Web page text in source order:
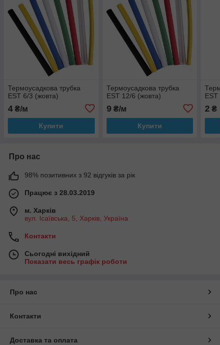
Термоусадкова трубка
EST 6/3 (жовта)
4 ₴/м
Купити
Термоусадкова трубка
EST 12/6 (жовта)
9₴/м
Купити
2 ₴
Про нас
98% позитивних з 92 відгуків за рік
Працює з 28.03.2019
м. Харків
вул. Ісаївська, 5, Харків, Україна
Контакти
Сьогодні вихідний
Показати весь графік роботи
Про нас
Контакти
Доставка та оплата